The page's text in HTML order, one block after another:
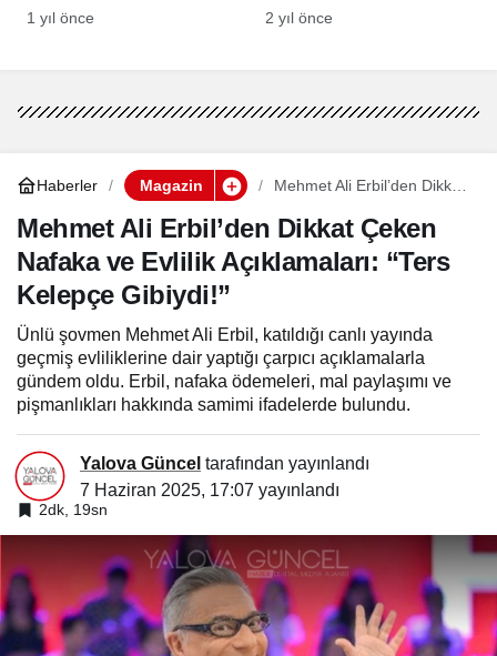
Geçidi
1 yıl önce 2 yıl önce
Haberler Magazin
Mehmet Ali Erbil’den Dikkat
Açıklamaları: “Ters Kelepçe
Gibiydi!”
Mehmet Ali Erbil’den Dikkat Çeken
Nafaka ve Evlilik Açıklamaları: “Ters
Kelepçe Gibiydi!”
Ünlü şovmen Mehmet Ali Erbil, katıldığı canlı yayında
geçmiş evliliklerine dair yaptığı çarpıcı açıklamalarla
gündem oldu. Erbil, nafaka ödemeleri, mal paylaşımı ve
pişmanlıkları hakkında samimi ifadelerde bulundu.
Yalova Güncel tarafından yayınlandı
7 Haziran 2025, 17:07 yayınlandı
2dk, 19sn